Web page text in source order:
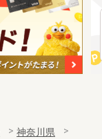
神奈川県